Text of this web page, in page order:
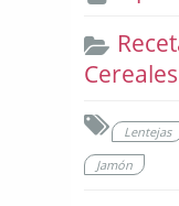
Cereales
Lentejas
Jamón